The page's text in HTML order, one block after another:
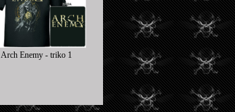
Arch Enemy - triko 1